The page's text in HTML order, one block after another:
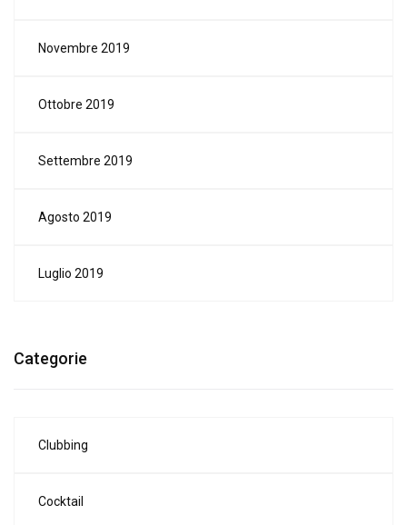
Novembre 2019
Ottobre 2019
Settembre 2019
Agosto 2019
Luglio 2019
Categorie
Clubbing
Cocktail